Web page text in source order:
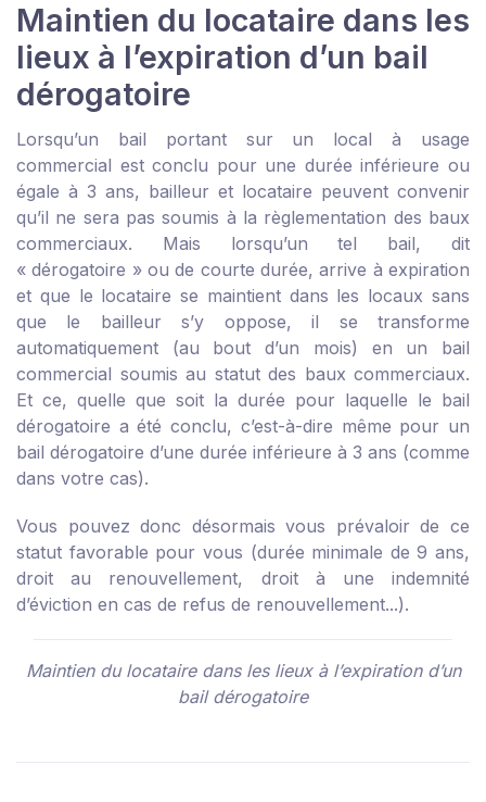
Maintien du locataire dans les
lieux à l’expiration d’un bail
dérogatoire
Lorsqu’un bail portant sur un local à usage
commercial est conclu pour une durée inférieure ou
égale à 3 ans, bailleur et locataire peuvent convenir
qu’il ne sera pas soumis à la règlementation des baux
commerciaux. Mais lorsqu’un tel bail, dit
« dérogatoire » ou de courte durée, arrive à expiration
et que le locataire se maintient dans les locaux sans
que le bailleur s’y oppose, il se transforme
automatiquement (au bout d’un mois) en un bail
commercial soumis au statut des baux commerciaux.
Et ce, quelle que soit la durée pour laquelle le bail
dérogatoire a été conclu, c’est-à-dire même pour un
bail dérogatoire d’une durée inférieure à 3 ans (comme
dans votre cas).
Vous pouvez donc désormais vous prévaloir de ce
statut favorable pour vous (durée minimale de 9 ans,
droit au renouvellement, droit à une indemnité
d’éviction en cas de refus de renouvellement...).
Maintien du locataire dans les lieux à l’expiration d’un
bail dérogatoire